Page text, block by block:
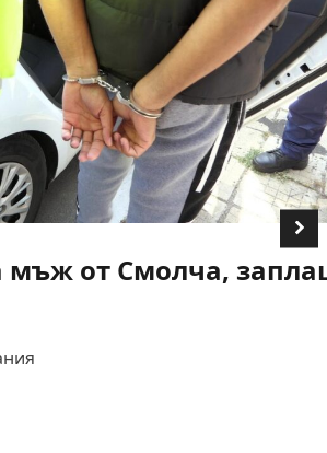
от Смолча,